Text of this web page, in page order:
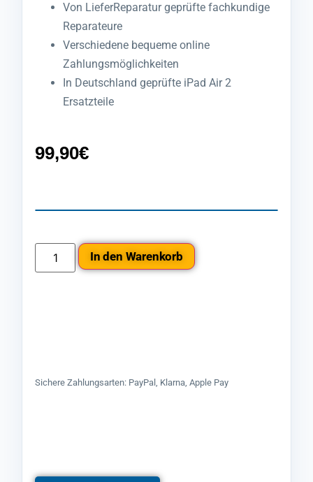
Von LieferReparatur geprüfte fachkundige
Reparateure
Verschiedene bequeme online
Zahlungsmöglichkeiten
In Deutschland geprüfte iPad Air 2
Ersatzteile
99,90€
In den Warenkorb
Sichere Zahlungsarten: PayPal, Klarna, Apple Pay